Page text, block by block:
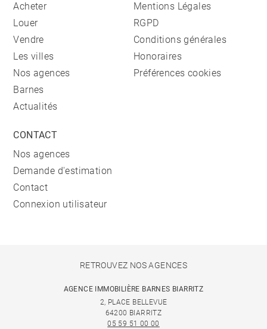
Acheter
Louer
Vendre
Les villes
Nos agences
Barnes
Actualités
Mentions Légales
RGPD
Conditions générales
Honoraires
Préférences cookies
CONTACT
Nos agences
Demande d'estimation
Contact
Connexion utilisateur
RETROUVEZ NOS AGENCES
AGENCE IMMOBILIÈRE BARNES BIARRITZ
2, PLACE BELLEVUE
64200 BIARRITZ
05 59 51 00 00